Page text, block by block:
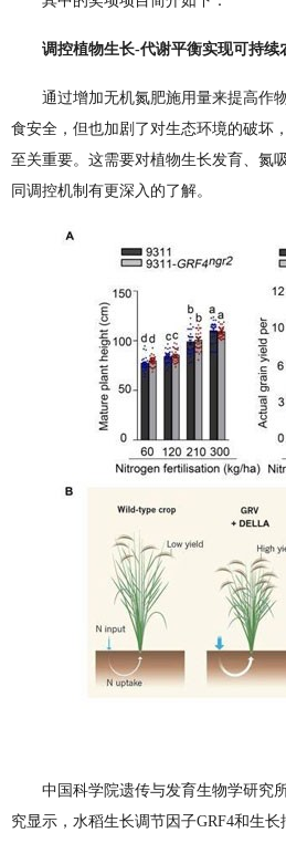
调控植物生长-代谢平衡实现可持续
通过增加无机氮肥施用量来提高作
食安全，但也加剧了对生态环境的破坏
至关重要。这需要对植物生长发育、氮
同调控机制有更深入的了解。
中国科学院遗传与发育生物学研究
究显示，水稻生长调节因子GRF4和生